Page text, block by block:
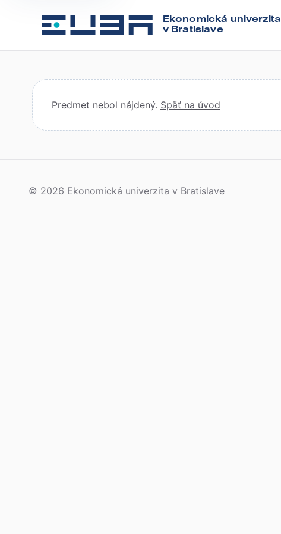
Ekonomická univerzita
v Bratislave
Predmet nebol nájdený. Späť na úvod
© 2026 Ekonomická univerzita v Bratislave